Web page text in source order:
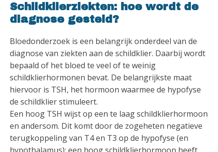
Schildklierziekten: hoe wordt de
diagnose gesteld?
Bloedonderzoek is een belangrijk onderdeel van de
diagnose van ziekten aan de schildklier. Daarbij wordt
bepaald of het bloed te veel of te weinig
schildklierhormonen bevat. De belangrijkste maat
hiervoor is TSH, het hormoon waarmee de hypofyse
de schildklier stimuleert.
Een hoog TSH wijst op een te laag schildklierhormoon
en andersom. Dit komt door de zogeheten negatieve
terugkoppeling van T4 en T3 op de hypofyse (en